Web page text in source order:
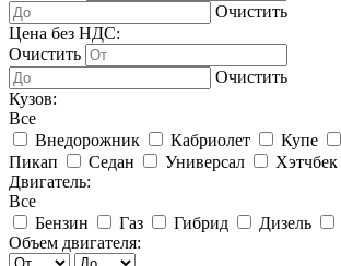
Очистить
Цена без НДС:
Очистить
Очистить
Кузов:
Все
Внедорожник
Кабриолет Купе
Пикап
Седан Универсал
Хэтчбек
Двигатель:
Все
Бензин
Газ Гибрид Дизель
Объем двигателя: